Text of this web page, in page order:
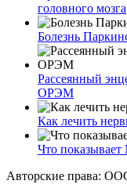
головного мозга
Болезнь
Рассеянный
ОРЭМ
Как лечить
Что
Авторские права: